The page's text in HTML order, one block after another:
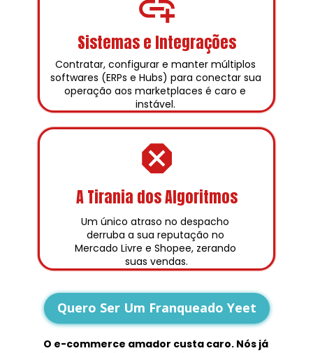
Sistemas e Integrações
A Tirania dos Algoritmos
Contratar, configurar e manter múltiplos
softwares (ERPs e Hubs) para conectar sua
operação aos marketplaces é caro e
instável.
Um único atraso no despacho
derruba a sua reputação no
Mercado Livre e Shopee, zerando
suas vendas.
O e-commerce amador custa caro. Nós já
Quero Ser Um Franqueado Yeet